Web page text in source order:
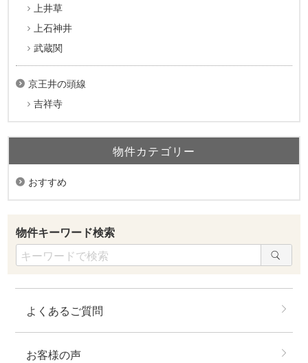
上井草
上石神井
武蔵関
京王井の頭線
吉祥寺
物件カテゴリー
おすすめ
物件キーワード検索
よくあるご質問
お客様の声